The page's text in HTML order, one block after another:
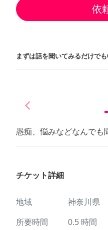
依
まずは話を聞いてみるだけで
arrow_back_iosPrevious
愚痴、悩みなどなんでも
チケット詳細
地域 神奈川県
所要時間 0.5 時間